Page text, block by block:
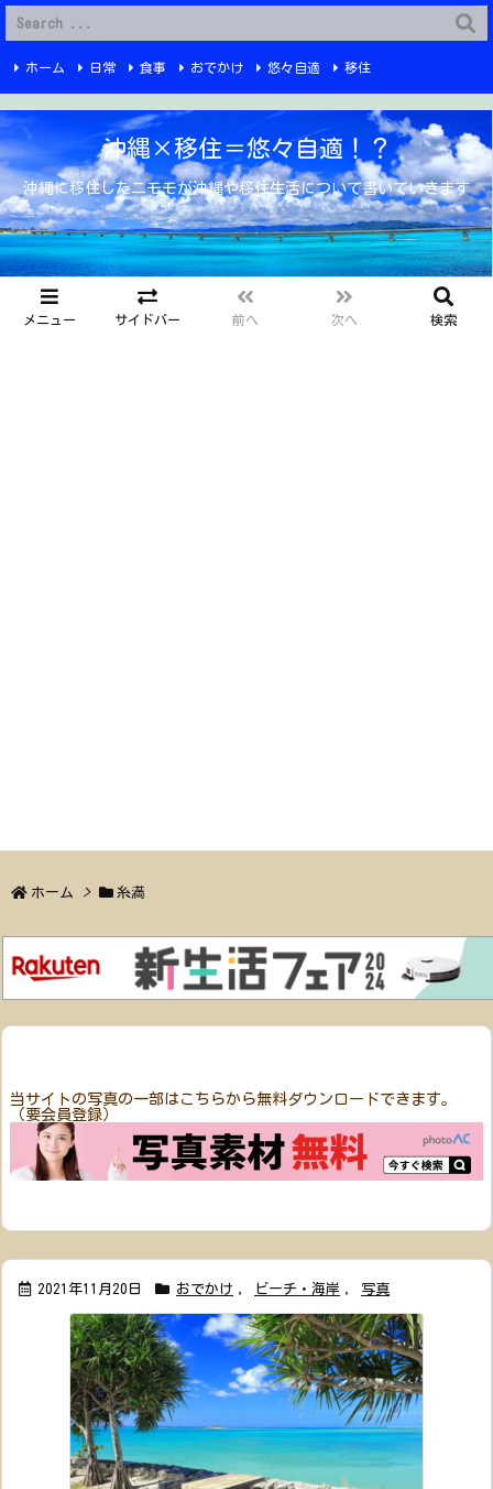
G-6Q4XPRWKWX
沖縄×移住＝悠々自適！？
沖縄に移住したニモモが沖縄や移住生活について書いていきます
メニュー サイドバー 前へ 次へ 検索
ホーム 日常 食事 おでかけ 悠々自適 移住
プライバシーポリシー YouTube
ホーム > 糸満
当サイトの写真の一部はこちらから無料ダウンロードできます。
（要会員登録）
2021年11月20日 おでかけ , ビーチ・海岸 , 写真